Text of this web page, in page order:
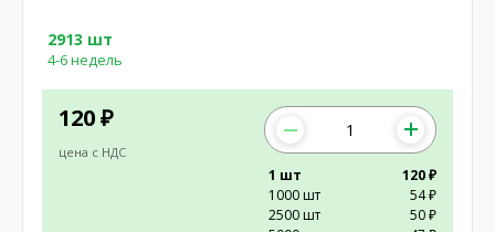
120 ₽
цена с НДС
2913 шт
4-6 недель
1 шт
120 ₽
1000 шт
54 ₽
2500 шт
50 ₽